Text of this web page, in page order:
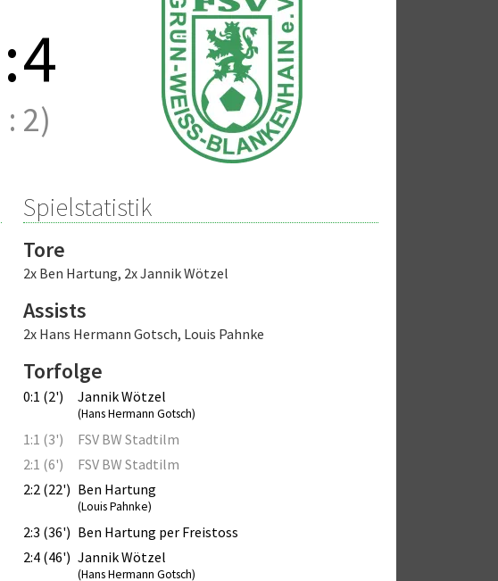
:4
: 2)
Spielstatistik
Tore
2x Ben Hartung, 2x Jannik Wötzel
Assists
2x Hans Hermann Gotsch, Louis Pahnke
Torfolge
0:1 (2') Jannik Wötzel
(Hans Hermann Gotsch)
1:1 (3')
FSV BW Stadtilm
2:1 (6')
FSV BW Stadtilm
2:2 (22') Ben Hartung
(Louis Pahnke)
2:3 (36') Ben Hartung per Freistoss
2:4 (46') Jannik Wötzel
(Hans Hermann Gotsch)